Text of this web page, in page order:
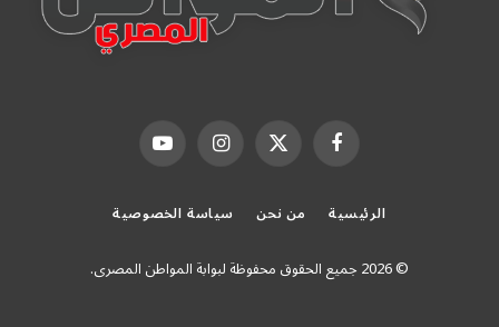
فيسبوك X الانستغراميوتيوب
الرئيسية من نحن سياسة الخصوصية
© 2026 جميع الحقوق محفوظة لبوابة المواطن المصرى.